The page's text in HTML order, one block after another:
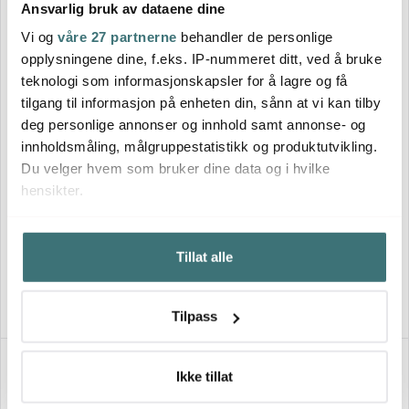
Ansvarlig bruk av dataene dine
Vi og våre 27 partnerne behandler de personlige
opplysningene dine, f.eks. IP-nummeret ditt, ved å bruke
teknologi som informasjonskapsler for å lagre og få
tilgang til informasjon på enheten din, sånn at vi kan tilby
deg personlige annonser og innhold samt annonse- og
innholdsmåling, målgruppestatistikk og produktutvikling.
Du velger hvem som bruker dine data og i hvilke
hensikter.
Hvis du gir oss lov, vil vi også gjerne:
Innhente informasjon om den geografiske
beliggenheten din, som kan være nøyaktig innenfor
Identifisere enheten din ved å aktivt skanne den for
kan du lese om hvordan dine personlige
Tillat alle
Tilpass
Ikke tillat
Iittala
Iittala
719 kr